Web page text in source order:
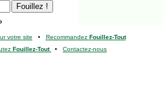
votre site • Recommandez Fouillez-Tout
Fouillez-Tout • Contactez-nous